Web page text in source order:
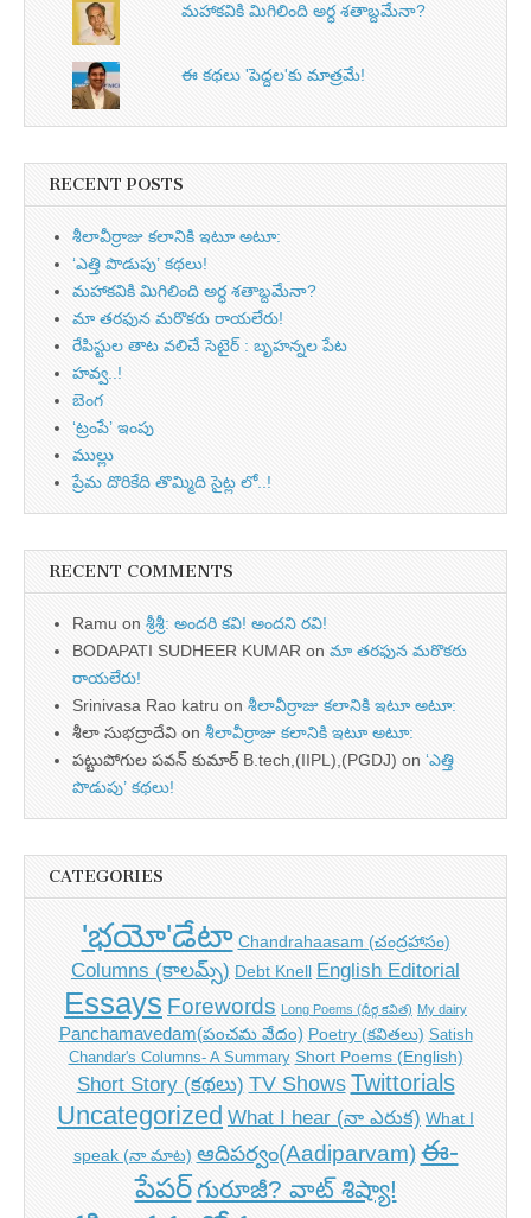
మహాకవికి మిగిలింది అర్ధ శతాబ్దమేనా?
ఈ కథలు 'పెద్దల'కు మాత్రమే!
RECENT POSTS
శీలావీర్రాజు కలానికి ఇటూ అటూ:
‘ఎత్తి పొడుపు’ కథలు!
మహాకవికి మిగిలింది అర్ధ శతాబ్దమేనా?
మా తరఫున మరొకరు రాయలేరు!
రేపిస్టుల తాట వలిచే సెటైర్ : బృహన్నల పేట
హవ్వ..!
బెంగ
‘ట్రంపే’ ఇంపు
ముల్లు
ప్రేమ దొరికేది తొమ్మిది సైట్ల లో..!
RECENT COMMENTS
Ramu on శ్రీశ్రీ: అందరి కవి! అందని రవి!
BODAPATI SUDHEER KUMAR on మా తరఫున మరొకరు
రాయలేరు!
Srinivasa Rao katru on శీలావీర్రాజు కలానికి ఇటూ అటూ:
శీలా సుభద్రాదేవి on శీలావీర్రాజు కలానికి ఇటూ అటూ:
పట్టుపోగుల పవన్ కుమార్ B.tech,(IIPL),(PGDJ) on ‘ఎత్తి
పొడుపు’ కథలు!
CATEGORIES
'భయో'డేటా Chandrahaasam (చంద్రహాసం)
Columns (కాలమ్స్) Debt Knell English Editorial
Essays Forewords Long Poems (ధీర్గ కవిత) My dairy
Panchamavedam(పంచమ వేదం) Poetry (కవితలు) Satish
Chandar's Columns- A Summary Short Poems (English)
Short Story (కథలు) TV Shows Twittorials
Uncategorized What I hear (నా ఎరుక) What I
speak (నా మాట) ఆదిపర్వం(Aadiparvam) ఈ-
పేపర్గురూజీ? వాట్ శిష్యా!